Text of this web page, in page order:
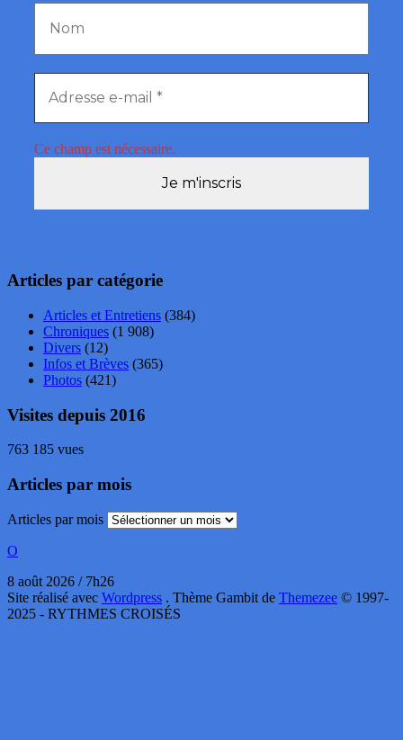
Ce champ est nécessaire.
Articles par catégorie
Articles et Entretiens (384)
Chroniques (1 908)
Divers (12)
Infos et Brèves (365)
Photos (421)
Visites depuis 2016
763 185 vues
Articles par mois
Articles par mois
O
8 août 2026 / 7h26
Site réalisé avec Wordpress . Thème Gambit de Themezee © 1997-
2025 - RYTHMES CROISÉS